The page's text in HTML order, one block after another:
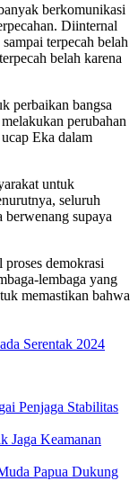
berkomunikasi
Diinternal
terpecah belah
belah karena
perbaikan bangsa
perubahan
Eka dalam
untuk
seluruh
supaya
demokrasi
lembaga yang
memastikan bahwa
Serentak 2024
Penjaga Stabilitas
Jaga Keamanan
Papua Dukung